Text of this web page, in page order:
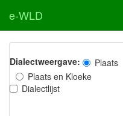
e-WLD
Dialectweergave: Plaats
Plaats en Kloeke
Dialectlijst